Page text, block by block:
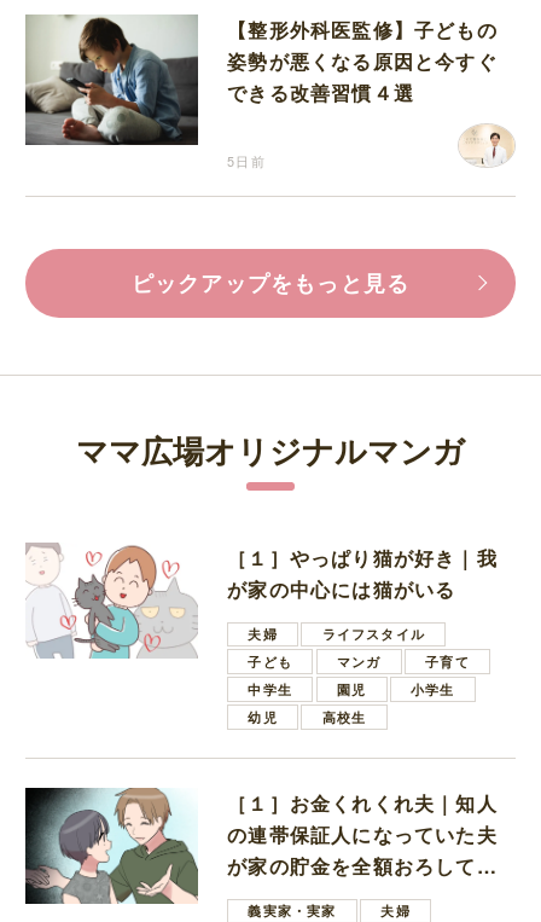
【整形外科医監修】子どもの
姿勢が悪くなる原因と今すぐ
できる改善習慣４選
5日前
ピックアップをもっと見る
ママ広場オリジナルマンガ
［１］やっぱり猫が好き｜我
が家の中心には猫がいる
夫婦
ライフスタイル
子ども
マンガ
子育て
中学生
園児
小学生
幼児
高校生
［１］お金くれくれ夫｜知人
の連帯保証人になっていた夫
が家の貯金を全額おろしてほ
しいと言ってきた
義実家・実家
夫婦